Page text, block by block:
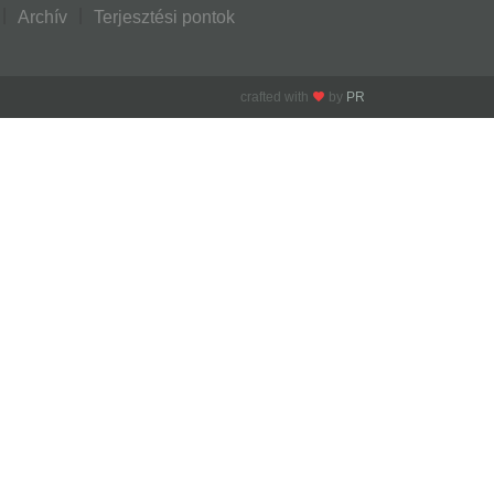
Archív Terjesztési pontok
crafted with by PR